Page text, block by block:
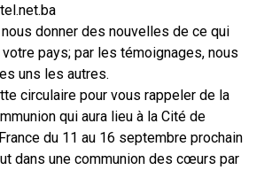
nous donner des nouvelles de ce qui
votre pays; par les témoignages, nous
uns les autres.
circulaire pour vous rappeler de la
qui aura lieu à la Cité de
du 11 au 16 septembre prochain
dans une communion des cœurs par